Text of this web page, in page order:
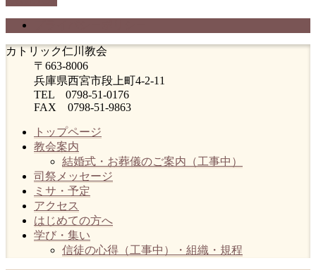
カトリック仁川教会
〒663-8006
兵庫県西宮市段上町4-2-11
TEL 0798-51-0176
FAX 0798-51-9863
トップページ
教会案内
結婚式・お葬儀のご案内（工事中）
司祭メッセージ
ミサ・予定
アクセス
はじめての方へ
学び・集い
信徒の心得（工事中）・組織・規程